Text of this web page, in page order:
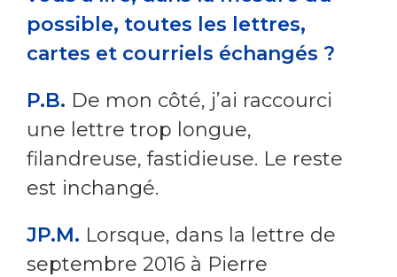
possible, toutes les lettres,
cartes et courriels échangés ?
P.B. De mon côté, j’ai raccourci
une lettre trop longue,
filandreuse, fastidieuse. Le reste
est inchangé.
JP.M. Lorsque, dans la lettre de
septembre 2016 à Pierre